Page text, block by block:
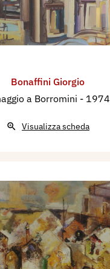
Bonaffini Giorgio
a Borromini - 1974
Visualizza scheda